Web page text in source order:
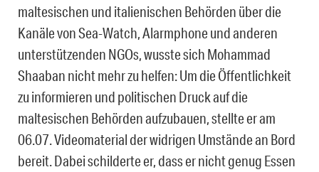
maltesischen und italienischen Behörden über die
Kanäle von Sea-Watch, Alarmphone und anderen
unterstützenden NGOs, wusste sich Mohammad
Shaaban nicht mehr zu helfen: Um die Öffentlichkeit
zu informieren und politischen Druck auf die
maltesischen Behörden aufzubauen, stellte er am
06.07. Videomaterial der widrigen Umstände an Bord
bereit. Dabei schilderte er, dass er nicht genug Essen